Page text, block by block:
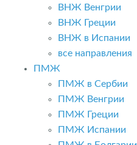
ВНЖ Венгрии
ВНЖ Греции
ВНЖ в Испании
все направления
ПМЖ
ПМЖ в Сербии
ПМЖ Венгрии
ПМЖ Греции
ПМЖ Испании